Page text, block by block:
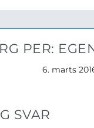
PER:
6. marts
SVAR